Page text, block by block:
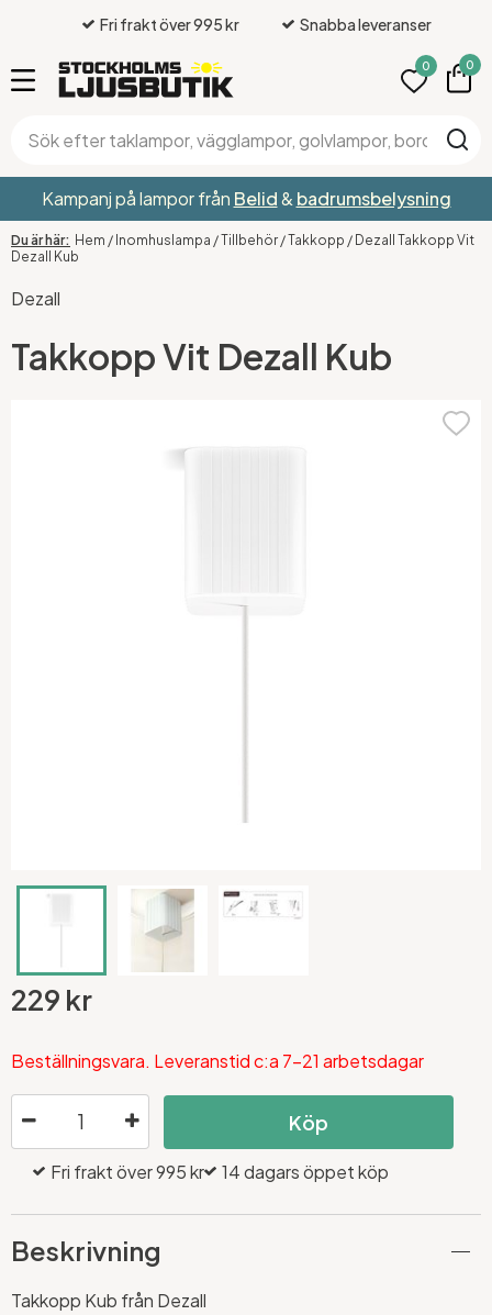
Fri frakt över 995 kr Snabba leveranser
0 0
Kampanj på lampor från Belid& badrumsbelysning
Hem / Inomhuslampa /Tillbehör /Takkopp / Dezall Takkopp Vit
Dezall Kub
Dezall
Takkopp Vit Dezall Kub
229 kr
Beställningsvara. Leveranstid c:a 7-21 arbetsdagar
Köp
Fri frakt över 995 kr 14 dagars öppet köp
Beskrivning
Takkopp Kub från Dezall